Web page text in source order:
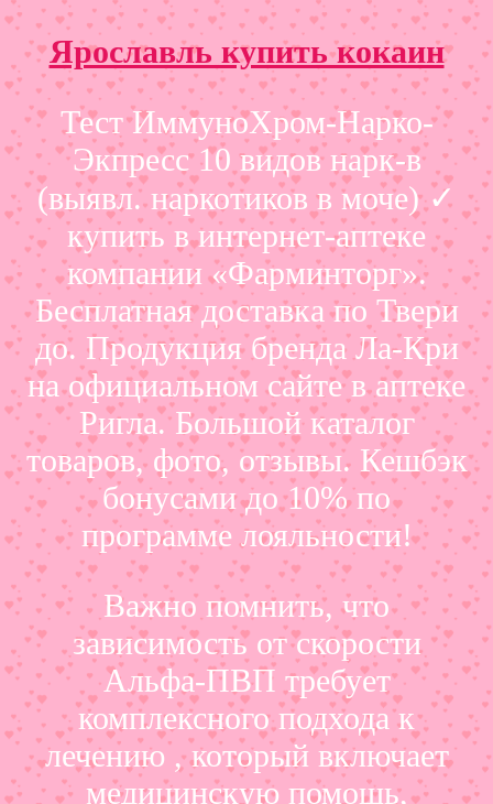
Ярославль купить кокаин
Тест ИммуноХром-Нарко-
Экпресс 10 видов нарк-в
(выявл. наркотиков в моче) ✓
купить в интернет-аптеке
компании «Фарминторг».
Бесплатная доставка по Твери
до. Продукция бренда Ла-Кри
на официальном сайте в аптеке
Ригла. Большой каталог
товаров, фото, отзывы. Кешбэк
бонусами до 10% по
программе лояльности!
Важно помнить, что
зависимость от скорости
Альфа-ПВП требует
комплексного подхода к
лечению , который включает
медицинскую помощь,